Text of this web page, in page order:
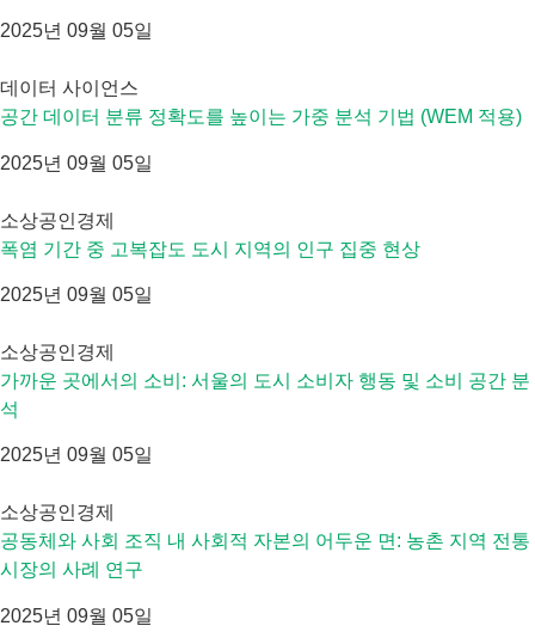
2025년 09월 05일
데이터 사이언스
공간 데이터 분류 정확도를 높이는 가중 분석 기법 (WEM 적용)
2025년 09월 05일
소상공인경제
폭염 기간 중 고복잡도 도시 지역의 인구 집중 현상
2025년 09월 05일
소상공인경제
가까운 곳에서의 소비: 서울의 도시 소비자 행동 및 소비 공간 분
석
2025년 09월 05일
소상공인경제
공동체와 사회 조직 내 사회적 자본의 어두운 면: 농촌 지역 전통
시장의 사례 연구
2025년 09월 05일